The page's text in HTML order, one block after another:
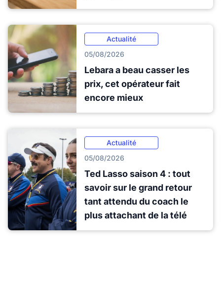
Actualité
05/08/2026
Lebara a beau casser les
prix, cet opérateur fait
encore mieux
Actualité
05/08/2026
Ted Lasso saison 4 : tout
savoir sur le grand retour
tant attendu du coach le
plus attachant de la télé